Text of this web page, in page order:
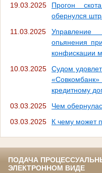
19.03.2025
Прогон
обернулся
11.03.2025
опьянения
конфискации
10.03.2025
Судом
кредитному
03.03.2025
Чем
03.03.2025
К чему может
ПОДАЧА
ЭЛЕКТРОННОМ ВИДЕ